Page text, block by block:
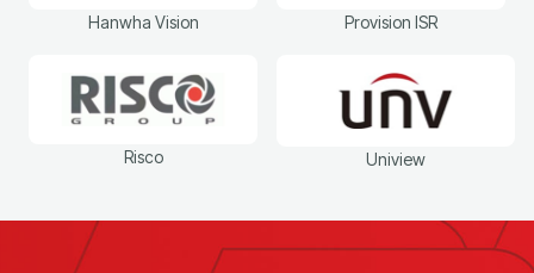
Hanwha Vision Provision ISR
Risco Uniview